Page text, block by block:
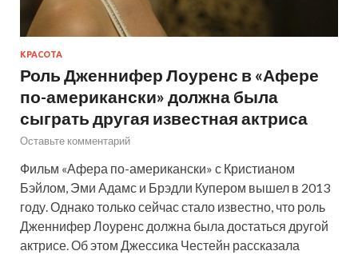
КРАСОТА
Роль Дженнифер Лоуренс в «Афере
по-американски» должна была
сыграть другая известная актриса
Оставьте комментарий
Фильм «Афера по-американски» с Кристианом
Бэйлом, Эми Адамс и Брэдли Купером вышел в 2013
году. Однако только сейчас стало известно, что роль
Дженнифер Лоуренс должна была достаться другой
актрисе. Об этом Джессика Честейн рассказала